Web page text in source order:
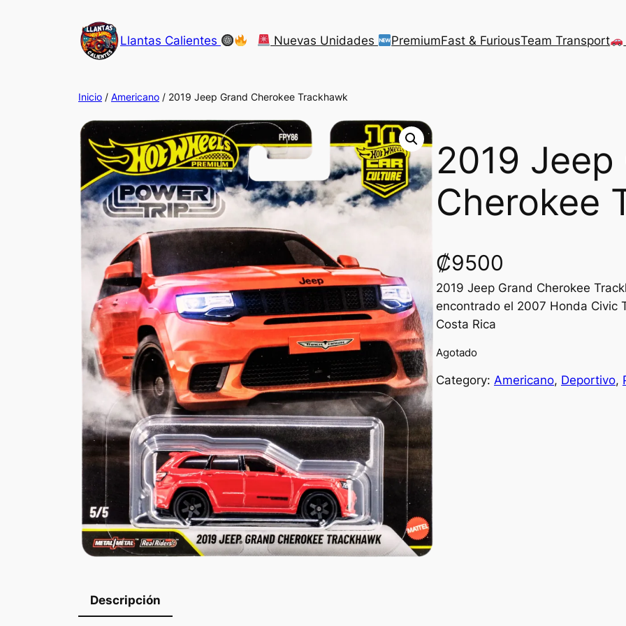
Llantas Calientes Nuevas Unidades PremiumFast & FuriousTeam Transport
Inicio / Americano / 2019 Jeep Grand Cherokee Trackhawk
2019 Jeep
Cherokee
₡9500
2019 Jeep Grand Cherokee
encontrado el 2007 Honda Civic
Costa Rica
Agotado
Category: Americano, Deportivo,
Descripción